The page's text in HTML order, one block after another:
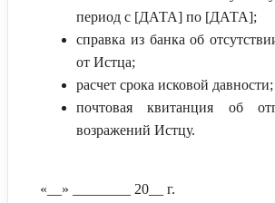
период с [ДАТА] по [ДАТА];
справка из банка об
от Истца;
расчет срока исковой давности;
почтовая квитанция об
возражений Истцу.
«__» ________ 20__ г.